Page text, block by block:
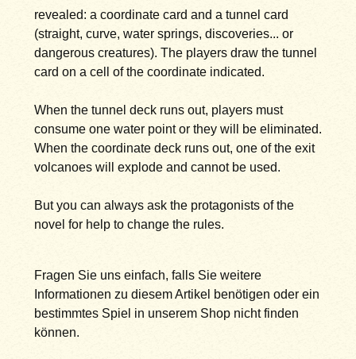
revealed: a coordinate card and a tunnel card
(straight, curve, water springs, discoveries... or
dangerous creatures). The players draw the tunnel
card on a cell of the coordinate indicated.
When the tunnel deck runs out, players must
consume one water point or they will be eliminated.
When the coordinate deck runs out, one of the exit
volcanoes will explode and cannot be used.
But you can always ask the protagonists of the
novel for help to change the rules.
Fragen Sie uns einfach, falls Sie weitere
Informationen zu diesem Artikel benötigen oder ein
bestimmtes Spiel in unserem Shop nicht finden
können.